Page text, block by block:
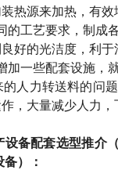
热源来加热，有效
工艺要求，制成
好的光洁度，利
一些配套设施，
人力转送料的问
，大量减少人力
备配套选型推介
）：